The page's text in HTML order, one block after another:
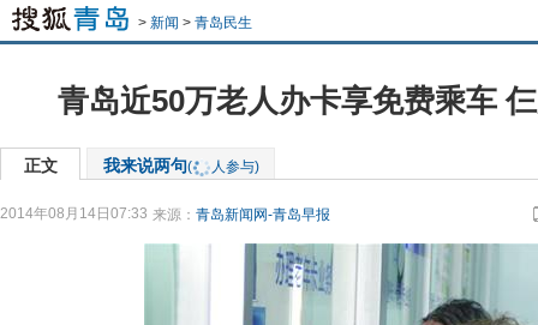
> 新闻 > 青岛民生
青岛近50万老人办卡享免费乘车
正文 我来说两句( 人参与)
2014年08月14日07:33 来源： 青岛新闻网-青岛早报